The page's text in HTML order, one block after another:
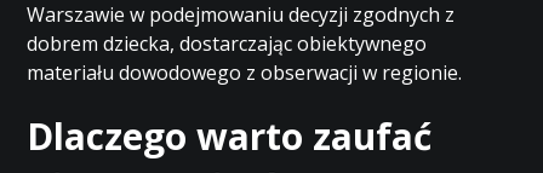
Warszawie w podejmowaniu decyzji zgodnych z
dobrem dziecka, dostarczając obiektywnego
materiału dowodowego z obserwacji w regionie.
Dlaczego warto zaufać